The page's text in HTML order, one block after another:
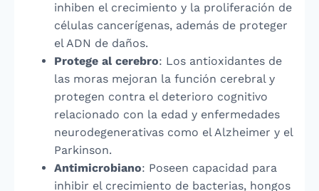
inhiben el crecimiento y la proliferación de
células cancerígenas, además de proteger
el ADN de daños.
Protege al cerebro: Los antioxidantes de
las moras mejoran la función cerebral y
protegen contra el deterioro cognitivo
relacionado con la edad y enfermedades
neurodegenerativas como el Alzheimer y el
Parkinson.
Antimicrobiano: Poseen capacidad para
inhibir el crecimiento de bacterias, hongos